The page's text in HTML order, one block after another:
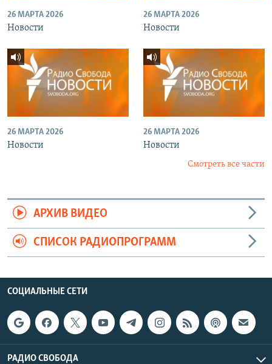
26 МАРТА 2026
Новости
26 МАРТА 2026
Новости
26 МАРТА 2026
Новости
26 МАРТА 2026
Новости
Смотреть все части
АРХИВ ВИДЕО
СПИСОК РАДИОПРОГРАММ
СОЦИАЛЬНЫЕ СЕТИ
РАДИО СВОБОДА